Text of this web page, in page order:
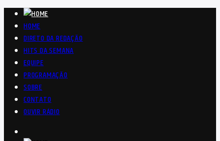
HOME
DIRETO DA REDAÇÃO
HITS DA SEMANA
EQUIPE
PROGRAMAÇÃO
SOBRE
CONTATO
OUVIR RÁDIO